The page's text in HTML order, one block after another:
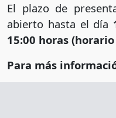
El plazo de
abierto hasta el día
15:00 horas
Para más